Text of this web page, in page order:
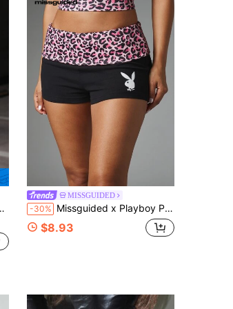
MISSGUIDED
-30% Missguided x Playboy Pantalones cortos mini con logo de conejo, estampado de leopardo rosa, cintura doblada y marca distintiva
$8.93